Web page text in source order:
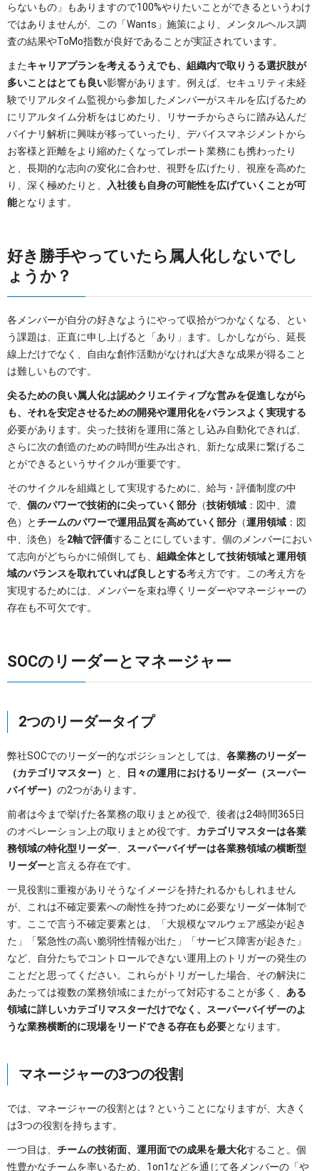
らないもの」もありますので100%やりたいことができるというわけ
ではありませんが、この「Wants」施策により、メンタルヘルス調
査の結果やToMo指数が良好であることが実証されています。
またキャリアプランを考えるうえでも、組織内で取りうる選択肢が
多いことはとても良い影響があります。例えば、セキュリティ未経
験でリアルタイム監視から参加したメンバーがスキルを広げるため
にリアルタイム分析をはじめたり、リサーチからさらに踏み込んだ
バイナリ解析に興味が移っていったり、デバイスマネジメントから
お客様と距離をより縮めたくなってレポート業務にも携わったり
と、長期的な志向の変化に合わせ、視野を広げたり、視座を高めた
り、深く極めたりと、
入社後も自身の可能性を広げていくことが可
能となります。
好き勝手やっていたら属人化しないでし
ょうか？
各メンバーが自分の好きなようにやって収拾がつかなくなる、とい
う課題は、正直に申し上げると「あり」ます。しかしながら、延長
線上だけでなく、自由な創作活動がなければ大きな成果が得ること
は難しいものです。
尖るための良い属人化は認めクリエイティブな営みを促進しながら
も、それを安定させるための開発や運用化をバランスよく実現する
必要があります。尖った技術を運用に落とし込み自動化できれば、
さらに次の創造のための時間が生み出され、新たな成果に繋げるこ
とができるというサイクルが重要です。
そのサイクルを組織として実現するために、給与・評価制度の中
で、 個のパワーで技術的に尖っていく部分 （技術領域 ：図中、濃
色）とチームのパワーで運用品質を高めていく部分 （運用領域 ：図
中、淡色）を2軸で評価することにしています。個のメンバーにおい
て志向がどちらかに傾倒しても、 組織全体として技術領域と運用領
域のバランスを取れていれば良しとする考え方です。この考え方を
実現するためには、メンバーを束ね導くリーダーやマネージャーの
存在も不可欠です。
SOCのリーダーとマネージャー
2つのリーダータイプ
弊社SOCでのリーダー的なポジションとしては、 各業務のリーダー
（カテゴリマスター）
と、
日々の運用におけるリーダー（スーパー
バイザー） の2つがあります。
前者は今まで挙げた各業務の取りまとめ役で、後者は24時間365日
のオペレーション上の取りまとめ役です。 カテゴリマスターは各業
務領域の特化型リーダー
スーパーバイザーは各業務領域の横断型
リーダーと言える存在です。
一見役割に重複がありそうなイメージを持たれるかもしれません
が、これは不確定要素への耐性を持つために必要なリーダー体制で
す。ここで言う不確定要素とは、「大規模なマルウェア感染が起き
た」「緊急性の高い脆弱性情報が出た」「サービス障害が起きた」
など、自分たちでコントロールできない運用上のトリガーの発生の
ことだと思ってください。これらがトリガーした場合、その解決に
あたっては複数の業務領域にまたがって対応することが多く、 ある
領域に詳しいカテゴリマスターだけでなく、スーパーバイザーのよ
うな業務横断的に現場をリードできる存在も必要となります。
マネージャーの3つの役割
では、マネージャーの役割とは？ということになりますが、大きく
は3つの役割を持ちます。
一つ目は、 チームの技術面、運用面での成果を最大化すること。個
性豊かなチームを率いるため、1on1などを通じて各メンバーの「や